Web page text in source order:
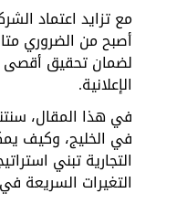
مع تزايد اعتماد
أصبح من الضروري
لضمان تحقيق أقصى
الإعلانية.
في هذا المقال،
في الخليج، وكيف
التجارية تبني
التغيرات السريعة